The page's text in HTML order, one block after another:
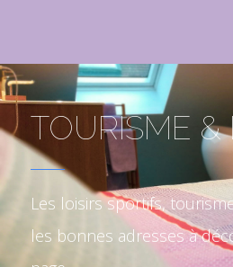
TOURISME &
Les loisirs sportifs,
les bonnes adresses à